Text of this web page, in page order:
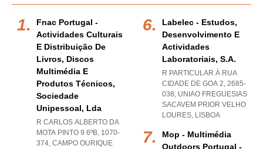
Fnac Portugal -
Actividades Culturais
E Distribuição De
Livros, Discos
Multimédia E
Produtos Técnicos,
Sociedade
Unipessoal, Lda
R CARLOS ALBERTO DA
MOTA PINTO 9 6ºB, 1070-
374, CAMPO OURIQUE
Labelec - Estudos,
Desenvolvimento E
Actividades
Laboratoriais, S.a.
R PARTICULAR À RUA
CIDADE DE GOA 2, 2685-
038, UNIAO FREGUESIAS
SACAVEM PRIOR VELHO
LOURES, LISBOA
Mop - Multimédia
Outdoors Portugal -